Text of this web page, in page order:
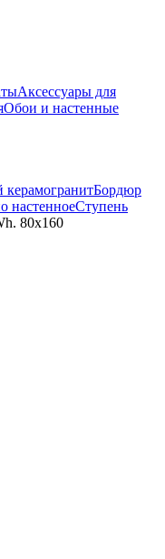
Аксессуары для
Обои и настенные
Бордюр
настенноеСтупень
80x160